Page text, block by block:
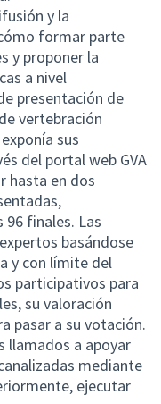
y la
formar parte
y proponer la
a nivel
presentación de
vertebración
sus
del portal web GVA
hasta en dos
96 finales. Las
basándose
y con límite del
participativos para
su valoración
pasar a su votación.
llamados a apoyar
mediante
ejecutar